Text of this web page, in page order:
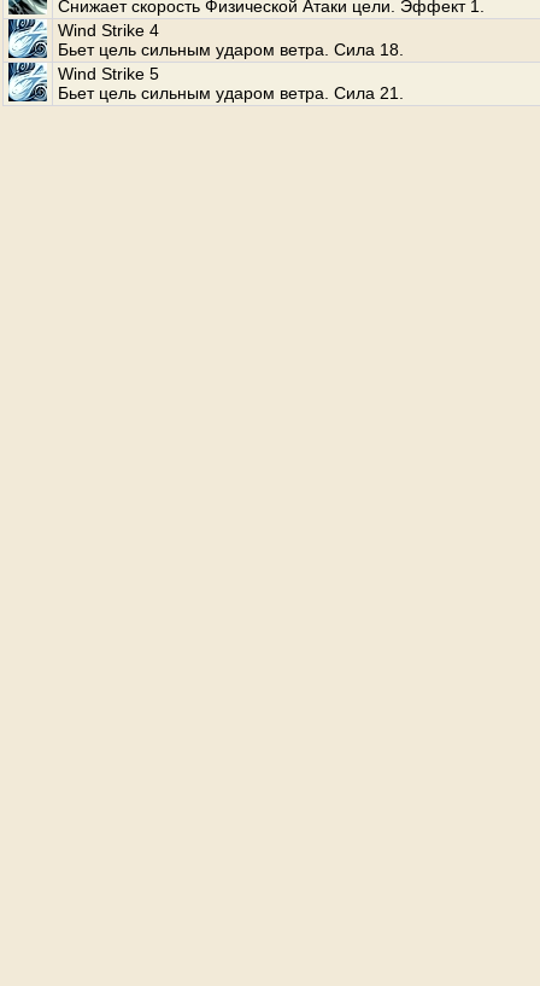
Снижает скорость Физической Атаки цели. Эффект 1.
Wind Strike 4
Бьет цель сильным ударом ветра. Сила 18.
Wind Strike 5
Бьет цель сильным ударом ветра. Сила 21.